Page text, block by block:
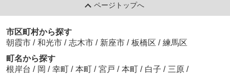
ページトップへ
市区町村から探す
朝霞市 / 和光市 / 志木市 / 新座市 / 板橋区 / 練馬区
町名から探す
根岸台 / 岡 / 幸町 / 本町 / 宮戸 / 本町 / 白子 / 三原 /